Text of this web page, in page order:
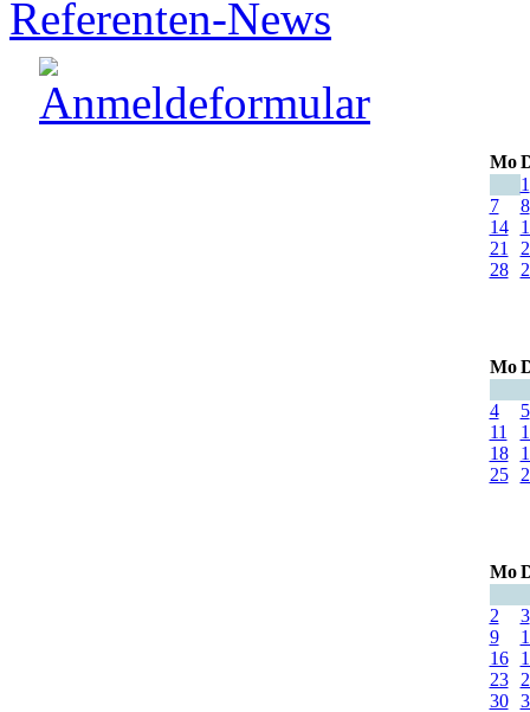
Referenten-News
Mo
1
7
8
14
21
28
Mo
4
5
11
18
25
Mo
2
3
9
16
23
30